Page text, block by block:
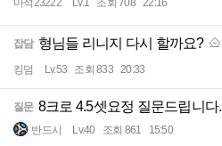
마석23222 Lv.1 조회 708 22:16
잡담 형님들 리니지 다시 할까요?
킹덤 Lv.53 조회 833 20:33
질문 8크로 4.5셋요정 질문드립니다.
반드시 Lv.40 조회 861 15:50